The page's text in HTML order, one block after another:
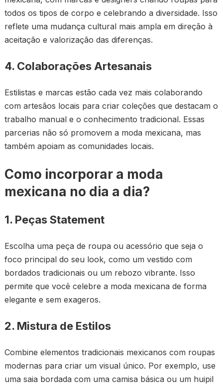
todos os tipos de corpo e celebrando a diversidade. Isso
reflete uma mudança cultural mais ampla em direção à
aceitação e valorização das diferenças.
4. Colaborações Artesanais
Estilistas e marcas estão cada vez mais colaborando
com artesãos locais para criar coleções que destacam o
trabalho manual e o conhecimento tradicional. Essas
parcerias não só promovem a moda mexicana, mas
também apoiam as comunidades locais.
Como incorporar a moda
mexicana no dia a dia?
1. Peças Statement
Escolha uma peça de roupa ou acessório que seja o
foco principal do seu look, como um vestido com
bordados tradicionais ou um rebozo vibrante. Isso
permite que você celebre a moda mexicana de forma
elegante e sem exageros.
2. Mistura de Estilos
Combine elementos tradicionais mexicanos com roupas
modernas para criar um visual único. Por exemplo, use
uma saia bordada com uma camisa básica ou um huipil